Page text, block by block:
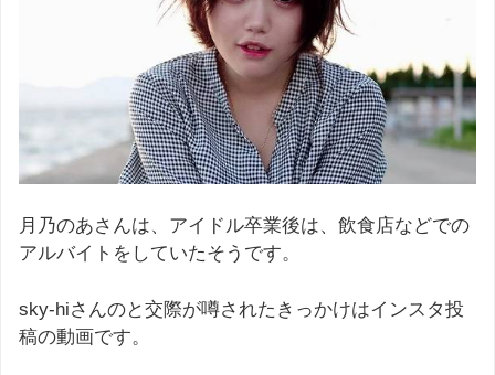
月乃のあさんは、アイドル卒業後は、飲食店などでの
アルバイトをしていたそうです。
sky-hiさんのと交際が噂されたきっかけはインスタ投
稿の動画です。